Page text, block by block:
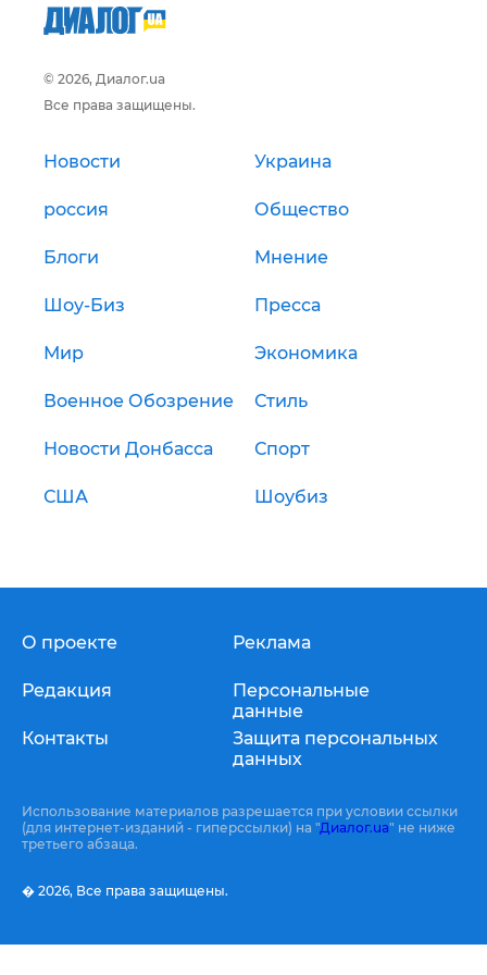
© 2026, Диалог.ua
Все права защищены.
Новости Украина
россия Общество
Блоги Мнение
Шоу-Биз Пресса
Мир Экономика
Военное Обозрение Стиль
Новости Донбасса Спорт
США Шоубиз
О проекте
Редакция
Контакты
Реклама
Персональные
данные
Защита персональных
данных
Использование материалов разрешается при условии ссылки
(для интернет-изданий - гиперссылки) на "Диалог.ua" не ниже
третьего абзаца.
� 2026, Все права защищены.